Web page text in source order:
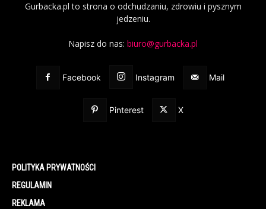
Gurbacka.pl to strona o odchudzaniu, zdrowiu i pysznym
jedzeniu.
Napisz do nas: biuro@gurbacka.pl
Facebook Instagram Mail
Pinterest X
POLITYKA PRYWATNOŚCI
REGULAMIN
REKLAMA